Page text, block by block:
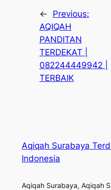
←
Previous:
AQIQAH
PANDITAN
TERDEKAT |
082244449942 |
TERBAIK
Aqiqah Surabaya
Indonesia
Aqiqah Surabaya, Aqiqah